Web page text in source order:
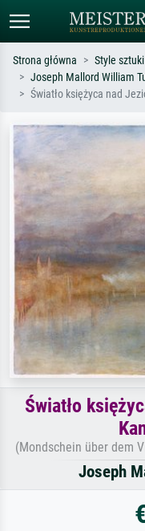
Wyszukiwanie
Monet, Gwiaździsta noc,
Strona główna Style sztuki
Joseph Mallord William
Światło księżyca nad
Światło
(Mondschein über dem
Joseph